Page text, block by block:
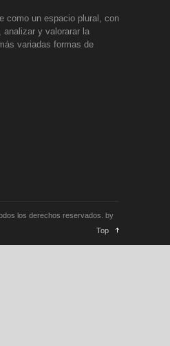
como un espacio plural, con
analizar y valorarar la
variadas formas de
los derechos reservados. by
Top